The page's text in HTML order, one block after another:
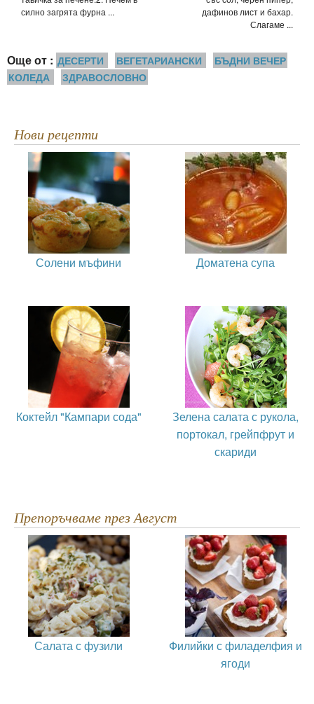
силно загрята фурна ...
дафинов лист и бахар.
Слагаме ...
Още от : ДЕСЕРТИ ВЕГЕТАРИАНСКИ
БЪДНИ ВЕЧЕР
КОЛЕДА
ЗДРАВОСЛОВНО
Нови рецепти
Солени мъфини Доматена супа
Коктейл "Кампари сода"
Зелена салата с рукола,
портокал, грейпфрут и
скариди
Препоръчваме през Август
Салата с фузили
Филийки с филаделфия и
ягоди